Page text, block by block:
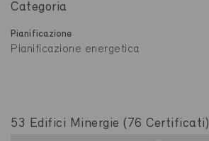
Categoria
Pianificazione
Pianificazione energetica
53 Edifici Minergie (76 Certificati)